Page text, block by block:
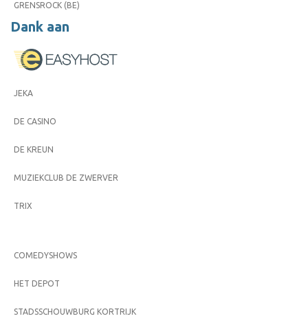
GRENSROCK (BE)
Dank aan
JEKA
DE CASINO
DE KREUN
MUZIEKCLUB DE ZWERVER
TRIX
COMEDYSHOWS
HET DEPOT
STADSSCHOUWBURG KORTRIJK